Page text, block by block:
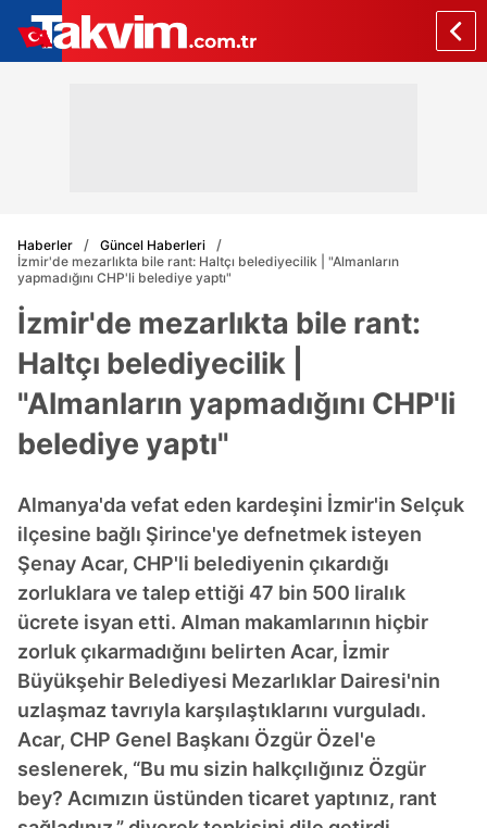
Haberler
Güncel Haberleri
İzmir'de mezarlıkta bile rant: Haltçı belediyecilik | "Almanların
yapmadığını CHP'li belediye yaptı"
İzmir'de mezarlıkta bile rant:
Haltçı belediyecilik |
"Almanların yapmadığını CHP'li
belediye yaptı"
Almanya'da vefat eden kardeşini İzmir'in Selçuk
ilçesine bağlı Şirince'ye defnetmek isteyen
Şenay Acar, CHP'li belediyenin çıkardığı
zorluklara ve talep ettiği 47 bin 500 liralık
ücrete isyan etti. Alman makamlarının hiçbir
zorluk çıkarmadığını belirten Acar, İzmir
Büyükşehir Belediyesi Mezarlıklar Dairesi'nin
uzlaşmaz tavrıyla karşılaştıklarını vurguladı.
Acar, CHP Genel Başkanı Özgür Özel'e
seslenerek, “Bu mu sizin halkçılığınız Özgür
bey? Acımızın üstünden ticaret yaptınız, rant